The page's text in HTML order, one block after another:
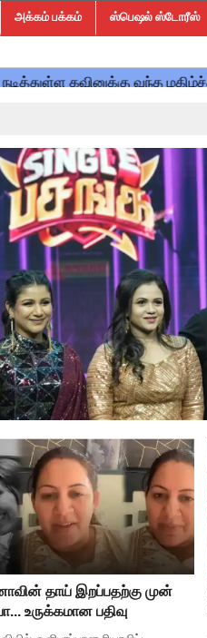
அக்கம் பக்கம் ஸ்பெஷல் ஸ்டோரீஸ்
தாய் இறப்பதற்கு முன்
உருக்கமான பதிவு